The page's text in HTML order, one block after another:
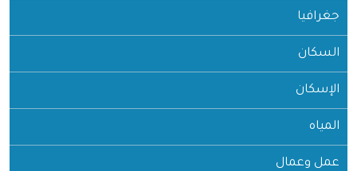
جغرافيا
السكان
الإسكان
المياه
عمل وعمال